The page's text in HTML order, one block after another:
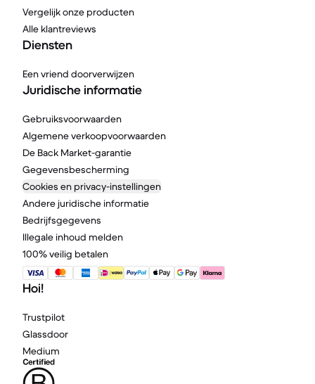
Vergelijk onze producten
Alle klantreviews
Diensten
Een vriend doorverwijzen
Juridische informatie
Gebruiksvoorwaarden
Algemene verkoopvoorwaarden
De Back Market-garantie
Gegevensbescherming
Cookies en privacy-instellingen
Andere juridische informatie
Bedrijfsgegevens
Illegale inhoud melden
100% veilig betalen
Hoi!
Trustpilot
Glassdoor
Medium